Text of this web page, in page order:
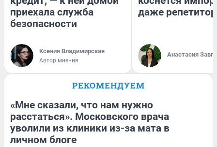
приехала служба
безопасности
Ксения Владимирская
Автор мнения
даже
Анастасия
РЕКОМЕНДУЕМ
«Мне сказали, что нам нужно
расстаться». Московского врача
уволили из клиники из-за мата в
личном блоге